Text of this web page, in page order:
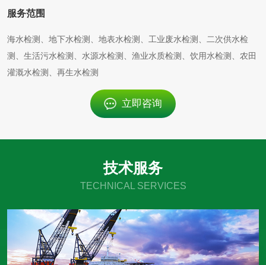
服务范围
海水检测、地下水检测、地表水检测、工业废水检测、二次供水检
测、生活污水检测、水源水检测、渔业水质检测、饮用水检测、农田
灌溉水检测、再生水检测
立即咨询
技术服务
TECHNICAL SERVICES